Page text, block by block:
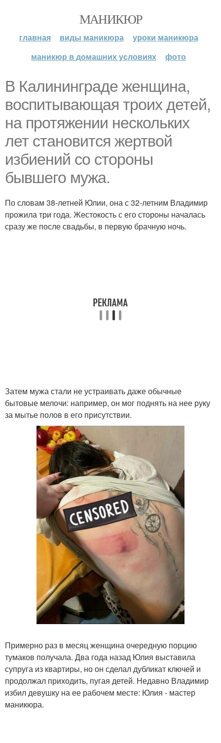
МАНИКЮР
главная виды маникюра
уроки маникюра
маникюр в домашних условиях
фото
В Калининграде женщина,
воспитывающая троих детей,
на протяжении нескольких
лет становится жертвой
избиений со стороны
бывшего мужа.
По словам 38-летней Юлии, она с 32-летним Владимир
прожила три года. Жестокость с его стороны началась
сразу же после свадьбы, в первую брачную ночь.
Затем мужа стали не устраивать даже обычные
бытовые мелочи: например, он мог поднять на нее руку
за мытье полов в его присутствии.
Примерно раз в месяц женщина очередную порцию
тумаков получала. Два года назад Юлия выставила
супруга из квартиры, но он сделал дубликат ключей и
продолжал приходить, пугая детей. Недавно Владимир
избил девушку на ее рабочем месте: Юлия - мастер
маникюра.